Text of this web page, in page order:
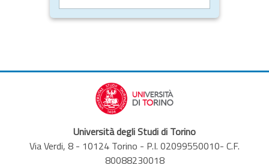
Università degli Studi di Torino
Via Verdi, 8 - 10124 Torino - P.I. 02099550010- C.F.
80088230018